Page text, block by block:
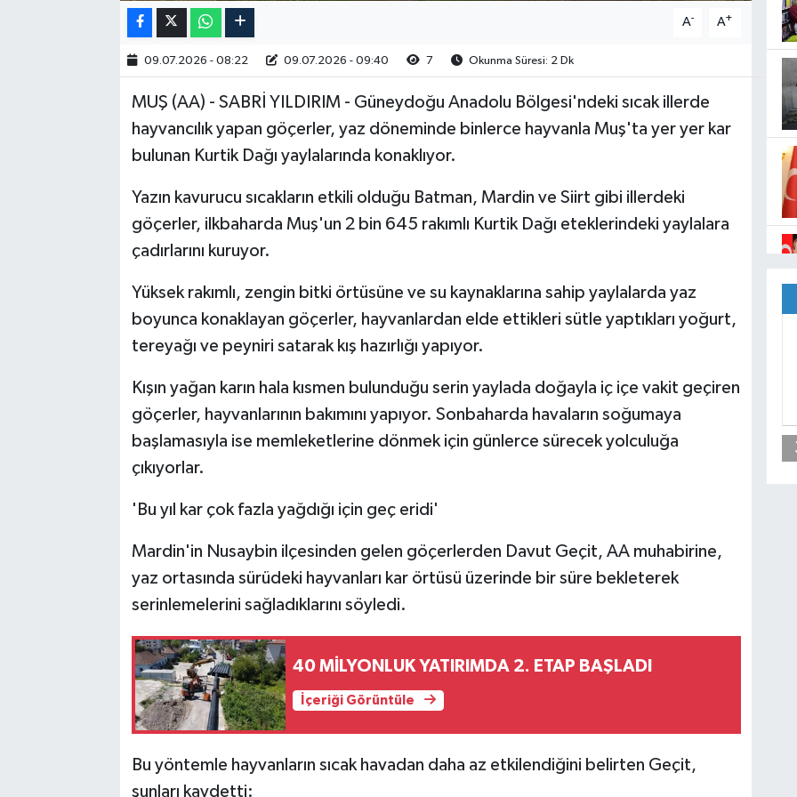
A- A+
09.07.2026 - 08:22 09.07.2026 - 09:40 7 Okunma Süresi: 2 Dk
MUŞ (AA) - SABRİ YILDIRIM - Güneydoğu Anadolu Bölgesi'ndeki sıcak illerde
hayvancılık yapan göçerler, yaz döneminde binlerce hayvanla Muş'ta yer yer kar
bulunan Kurtik Dağı yaylalarında konaklıyor.
Yazın kavurucu sıcakların etkili olduğu Batman, Mardin ve Siirt gibi illerdeki
göçerler, ilkbaharda Muş'un 2 bin 645 rakımlı Kurtik Dağı eteklerindeki yaylalara
çadırlarını kuruyor.
Yüksek rakımlı, zengin bitki örtüsüne ve su kaynaklarına sahip yaylalarda yaz
boyunca konaklayan göçerler, hayvanlardan elde ettikleri sütle yaptıkları yoğurt,
tereyağı ve peyniri satarak kış hazırlığı yapıyor.
Kışın yağan karın hala kısmen bulunduğu serin yaylada doğayla iç içe vakit geçiren
göçerler, hayvanlarının bakımını yapıyor. Sonbaharda havaların soğumaya
başlamasıyla ise memleketlerine dönmek için günlerce sürecek yolculuğa
çıkıyorlar.
'Bu yıl kar çok fazla yağdığı için geç eridi'
Mardin'in Nusaybin ilçesinden gelen göçerlerden Davut Geçit, AA muhabirine,
yaz ortasında sürüdeki hayvanları kar örtüsü üzerinde bir süre bekleterek
serinlemelerini sağladıklarını söyledi.
40 MİLYONLUK YATIRIMDA 2. ETAP BAŞLADI
İçeriği Görüntüle
Bu yöntemle hayvanların sıcak havadan daha az etkilendiğini belirten Geçit,
şunları kaydetti: